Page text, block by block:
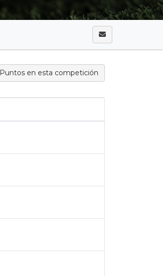
Puntos en esta competición